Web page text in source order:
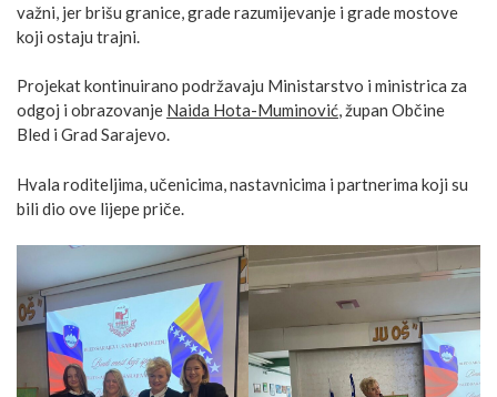
važni, jer brišu granice, grade razumijevanje i grade mostove
koji ostaju trajni.
Projekat kontinuirano podržavaju Ministarstvo i ministrica za
odgoj i obrazovanje Naida Hota-Muminović, župan Občine
Bled i Grad Sarajevo.
Hvala roditeljima, učenicima, nastavnicima i partnerima koji su
bili dio ove lijepe priče.